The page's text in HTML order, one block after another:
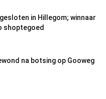
in Hillegom; winnaar
shoptegoed
na botsing op Gooweg